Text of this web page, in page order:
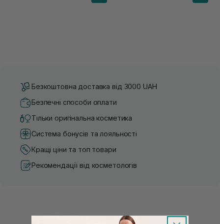
Безкоштовна доставка від 3000 UAH
Безпечні способи оплати
Тільки оригінальна косметика
Система бонусів та лояльності
Кращі ціни та топ товари
Рекомендації від косметологів